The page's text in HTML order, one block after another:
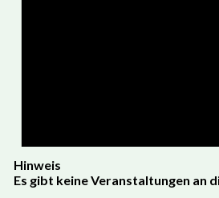
Hinweis
Es gibt keine Veranstaltungen an